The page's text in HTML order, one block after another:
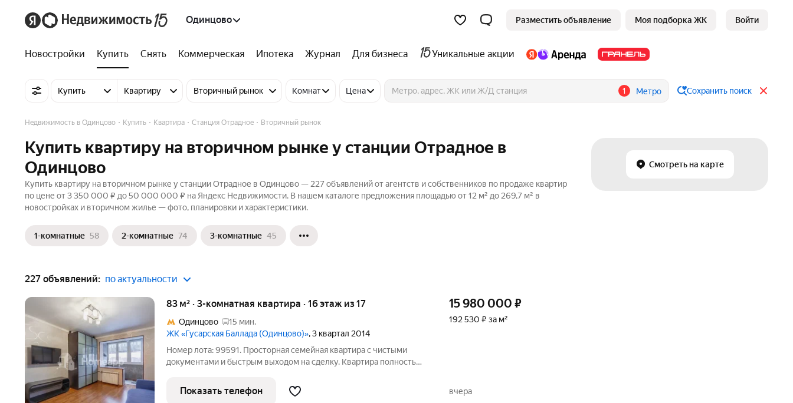
Одинцово Разместить объявление Моя подборка ЖК Войти
Новостройки Купить Снять Коммерческая Ипотека Журнал Для бизнеса Уникальные акции
Купить Квартиру Вторичный рынок Комнат Цена 1 Метро Сохранить поиск
Смотреть на карте
Недвижимость в Одинцово Купить Квартира Станция Отрадное Вторичный рынок
Купить квартиру на вторичном рынке у станции Отрадное в
Одинцово
Купить квартиру на вторичном рынке у станции Отрадное в Одинцово — 227 объявлений от агентств и собственников по продаже квартир
по цене от 3 350 000 ₽ до 50 000 000 ₽ на Яндекс Недвижимости. В нашем каталоге предложения площадью от 12 м² до 269,7 м² в
новостройках и вторичном жилье — фото, планировки и характеристики.
1-комнатные 58 2-комнатные 74 3-комнатные 45
227 объявлений: по актуальности
83 м² · 3-комнатная квартира · 16 этаж из 17
Одинцово
15 мин.
ЖК «Гусарская Баллада (Одинцово)», 3 квартал 2014
Номер лота: 99591. Просторная семейная квартира с чистыми
документами и быстрым выходом на сделку. Квартира полностью
комфортном 16 этаже в ЖК «Гусарская баллада». Функциональная
планировка
15 980 000 ₽
192 530 ₽ за м²
Показать телефон вчера